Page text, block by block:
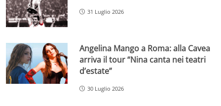
31 Luglio 2026
Angelina Mango a Roma: alla Cavea
arriva il tour “Nina canta nei teatri
d’estate”
30 Luglio 2026